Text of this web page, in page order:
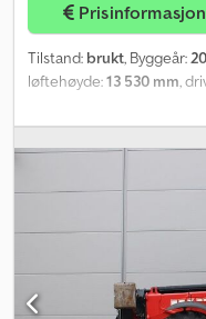
Prisinformasjon
Tilstand: brukt, Byggeår:
løftehøyde:13 530 mm,
dekktilstand:50 prosent,
bakdekkstørrelse:400/